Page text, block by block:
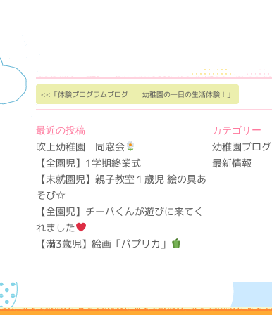
<<「体験プログラムブログ 幼稚園の一日の生活体験！」
最近の投稿
吹上幼稚園 同窓会
【全園児】1学期終業式
【未就園児】親子教室１歳児 絵の具あ
そび☆
【全園児】チーバくんが遊びに来てく
れました
【満3歳児】絵画「パプリカ」
カテゴリー
幼稚園ブログ
最新情報